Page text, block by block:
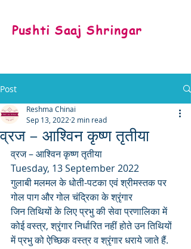
Pushti Saaj Shringar
Post
व्रज – आश्विन कृष्ण तृतीया
Reshma Chinai
Sep 13, 2022 2 min read
व्रज – आश्विन कृष्ण तृतीया
Tuesday, 13 September 2022
गुलाबी मलमल के धोती-पटका एवं श्रीमस्तक पर
गोल पाग और गोल चंद्रिका के श्रृंगार
जिन तिथियों के लिए प्रभु की सेवा प्रणालिका में
कोई वस्त्र, श्रृंगार निर्धारित नहीं होते उन तिथियों
में प्रभु को ऐच्छिक वस्त्र व श्रृंगार धराये जाते हैं.